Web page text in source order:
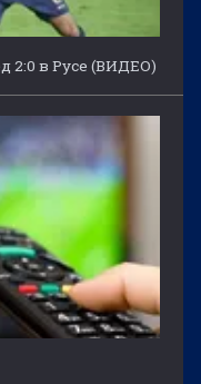
2:0 в Русе (ВИДЕО)